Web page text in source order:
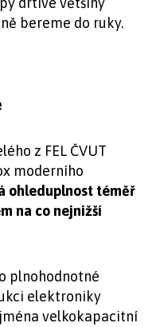
bereme do ruky.
z FEL ČVUT
moderního
ohleduplnost téměř
na co nejnižší
plnohodnotné
elektroniky
velkokapacitní